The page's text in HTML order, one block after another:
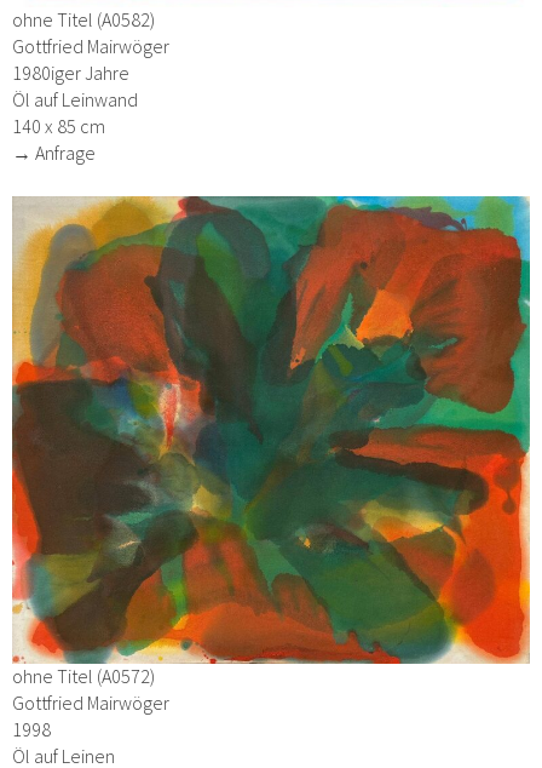
ohne Titel (A0582)
Gottfried Mairwöger
1980iger Jahre
Öl auf Leinwand
140 x 85 cm
→ Anfrage
ohne Titel (A0572)
Gottfried Mairwöger
1998
Öl auf Leinen